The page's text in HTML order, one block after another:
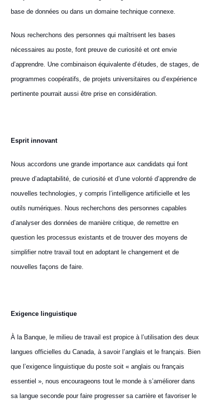
base de données ou dans un domaine technique connexe.
Nous recherchons des personnes qui maîtrisent les bases
nécessaires au poste, font preuve de curiosité et ont envie
d’apprendre. Une combinaison équivalente d’études, de stages, de
programmes coopératifs, de projets universitaires ou d’expérience
pertinente pourrait aussi être prise en considération.
Esprit innovant
Nous accordons une grande importance aux candidats qui font
preuve d’adaptabilité, de curiosité et d’une volonté d’apprendre de
nouvelles technologies, y compris l’intelligence artificielle et les
outils numériques. Nous recherchons des personnes capables
d’analyser des données de manière critique, de remettre en
question les processus existants et de trouver des moyens de
simplifier notre travail tout en adoptant le changement et de
nouvelles façons de faire.
Exigence linguistique
À la Banque, le milieu de travail est propice à l’utilisation des deux
langues officielles du Canada, à savoir l’anglais et le français. Bien
que l’exigence linguistique du poste soit « anglais ou français
essentiel », nous encourageons tout le monde à s’améliorer dans
sa langue seconde pour faire progresser sa carrière et favoriser le